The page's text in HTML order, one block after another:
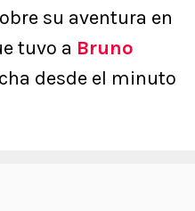
su aventura en
tuvo a Bruno
desde el minuto